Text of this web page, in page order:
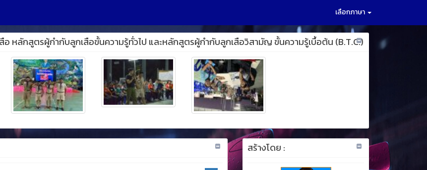
เลือกภาษา
อ หลักสูตรผู้กำกับลูกเสือขั้นความรู้ทั่วไป และหลักสูตรผู้กำกับลูกเสือวิสามัญ ขั้นความรู้เบื้อต้น (B.T.C.)
สร้างโดย :